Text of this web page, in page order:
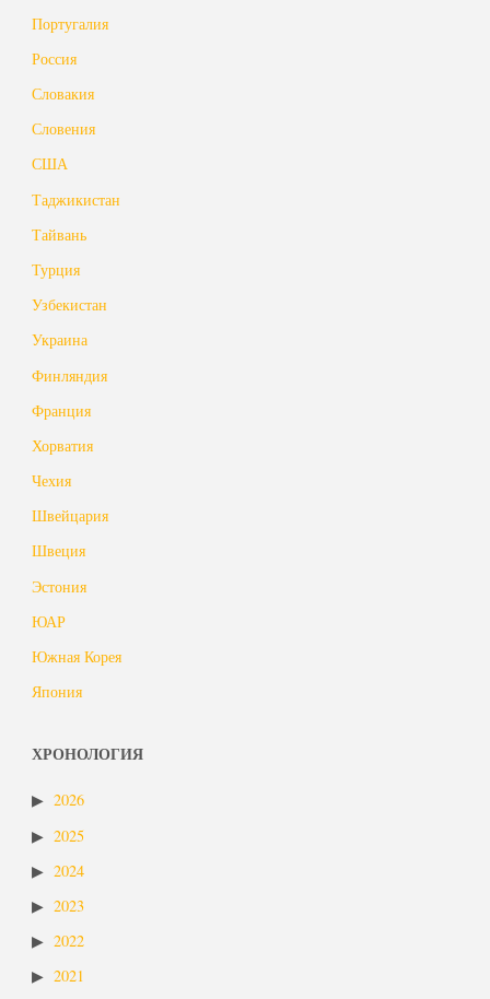
Португалия
Россия
Словакия
Словения
США
Таджикистан
Тайвань
Турция
Узбекистан
Украина
Финляндия
Франция
Хорватия
Чехия
Швейцария
Швеция
Эстония
ЮАР
Южная Корея
Япония
ХРОНОЛОГИЯ
2026
2025
2024
2023
2022
2021